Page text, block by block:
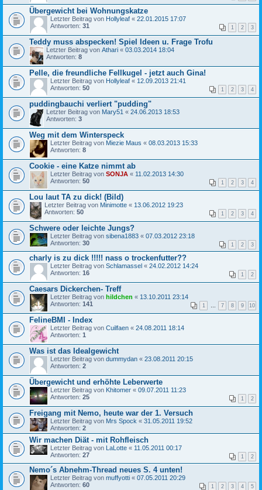
Übergewicht bei Wohnungskatze
Letzter Beitrag von Hollyleaf « 22.01.2015 17:07
Antworten: 31 1 2 3
Teddy muss abspecken! Spiel Ideen u. Frage Trofu
Letzter Beitrag von Athari « 03.03.2014 18:04
Antworten: 8
Pelle, die freundliche Fellkugel - jetzt auch Gina!
Letzter Beitrag von Hollyleaf « 12.09.2013 21:41
Antworten: 50 1 2 3 4
puddingbauchi verliert "pudding"
Letzter Beitrag von Mary51 « 24.06.2013 18:53
Antworten: 3
Weg mit dem Winterspeck
Letzter Beitrag von Miezie Maus « 08.03.2013 15:33
Antworten: 8
Cookie - eine Katze nimmt ab
Letzter Beitrag von SONJA « 11.02.2013 14:30
Antworten: 50 1 2 3 4
Lou laut TA zu dick! (Bild)
Letzter Beitrag von Minimotte « 13.06.2012 19:23
Antworten: 50 1 2 3 4
Schwere oder leichte Jungs?
Letzter Beitrag von sibena1883 « 07.03.2012 23:18
Antworten: 30 1 2 3
charly is zu dick !!!!! nass o trockenfutter??
Letzter Beitrag von Schlamassel « 24.02.2012 14:24
Antworten: 16 1 2
Caesars Dickerchen- Treff
Letzter Beitrag von hildchen « 13.10.2011 23:14
Antworten: 141 1 … 7 8 9 10
FelineBMI - Index
Letzter Beitrag von Cuilfaen « 24.08.2011 18:14
Antworten: 1
Was ist das Idealgewicht
Letzter Beitrag von dummydan « 23.08.2011 20:15
Antworten: 2
Übergewicht und erhöhte Leberwerte
Letzter Beitrag von Khitomer « 09.07.2011 11:23
Antworten: 25 1 2
Freigang mit Nemo, heute war der 1. Versuch
Letzter Beitrag von Mrs Spock « 31.05.2011 19:52
Antworten: 2
Wir machen Diät - mit Rohfleisch
Letzter Beitrag von LaLotte « 11.05.2011 00:17
Antworten: 27 1 2
Nemo´s Abnehm-Thread neues S. 4 unten!
Letzter Beitrag von muffyotti « 07.05.2011 20:29
Antworten: 60 1 2 3 4 5